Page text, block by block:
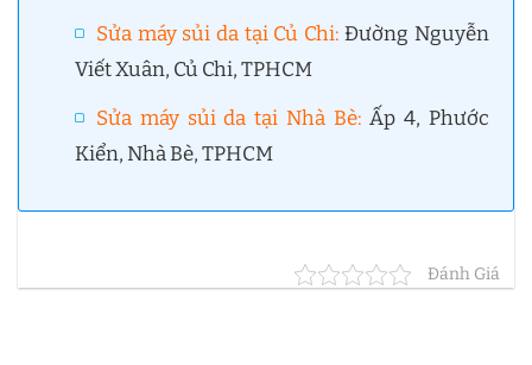
Sửa máy sủi da tại Củ Chi: Đường Nguyễn
Viết Xuân, Củ Chi, TPHCM
Sửa máy sủi da tại Nhà Bè: Ấp 4, Phước
Kiển, Nhà Bè, TPHCM
Đánh Giá